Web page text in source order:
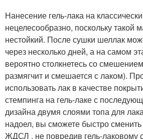
Нанесение гель-лака на
нецелесообразно, поскольку такой
нестойкий. После сушки шеллак
через несколько дней, а на самом
вероятно столкнетесь со
размягчит и смешается с лаком).
использовать лак в качестве
стемпинга на гель-лаке с
дизайна двумя слоями топа для
надоел, вы сможете быстро
ЖДСЛ , не повредив гель-лаковому